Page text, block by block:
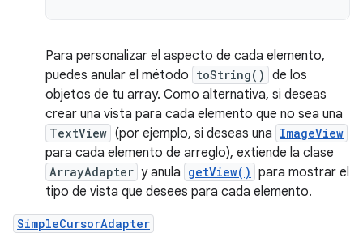
Para personalizar el aspecto de cada elemento,
puedes anular el método toString() de los
objetos de tu array. Como alternativa, si deseas
crear una vista para cada elemento que no sea una
TextView (por ejemplo, si deseas una ImageView
para cada elemento de arreglo), extiende la clase
ArrayAdapter y anula getView() para mostrar el
tipo de vista que desees para cada elemento.
SimpleCursorAdapter